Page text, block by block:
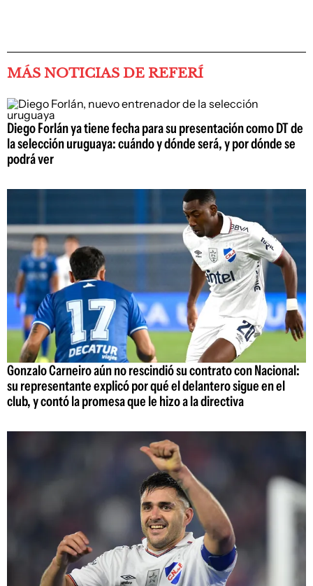
MÁS NOTICIAS DE REFERÍ
Diego Forlán ya tiene fecha para su presentación como DT de
la selección uruguaya: cuándo y dónde será, y por dónde se
podrá ver
Gonzalo Carneiro aún no rescindió su contrato con Nacional:
su representante explicó por qué el delantero sigue en el
club, y contó la promesa que le hizo a la directiva